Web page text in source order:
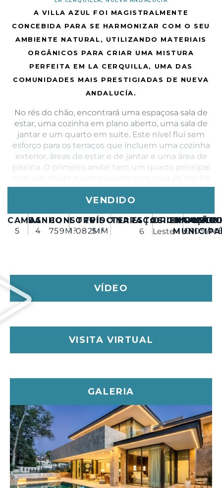
A VILLA AZUL FOI MAGISTRALMENTE
CONCEBIDA PARA SE HARMONIZAR COM O SEU
AMBIENTE NATURAL, UTILIZANDO MATERIAIS
ORGÂNICOS PARA CRIAR UMA MISTURA
PERFEITA EM LA CERQUILLA, UMA DAS
COMUNIDADES MAIS PRESTIGIADAS DE NUEVA
ANDALUCÍA.
No rés do chão, encontrará uma espaçosa sala de
estar, uma cozinha em plano aberto, uma sala de
jantar e um quarto em suite. Este nível flui sem
esforço para os terraços que incluem uma cozinha
exterior, áreas de estar e de jantar e uma área de
piscina. O primeiro andar tem um quarto principal
privativa. O terraço do último piso foi concebido para
relaxar, com áreas de estar, uma fogueira, um jacuzzi
sala de televisão com pré-instalações para
kitchenettes, oferecendo amplas opções de
em suite e um quarto/escritório extra que partilha
uma casa de banho com a área do ginásio.
A sustentabilidade é parte integrante do design da
moradia, que inclui painéis solares pré-instalados no
terraço e sistemas de domótica de fácil utilização,
acessíveis através de smartphone. As residências
As casas de banho estão equipadas com acessórios
enquanto as piscinas de borda infinita com cloro e
sal proporcionam um retiro sereno. A tecnologia
avançada está perfeitamente integrada, incluindo
pré-instalações para motorização de cortinas e
opções versáteis de colocação de TV em áreas de
entretenimento designadas.
Uma sala de equipamento de jardim separada
VENDIDO
CAMAS
5
BANHO
4
CONSTRUÍDO
759M²
LOTE
1.082M²
PISCINA
SIM
TERRAÇOS
6
ORIENTAÇÃO
Leste
IMPOSTO
€109/
LIXO
VÍDEO
VISITA VIRTUAL
GALERIA